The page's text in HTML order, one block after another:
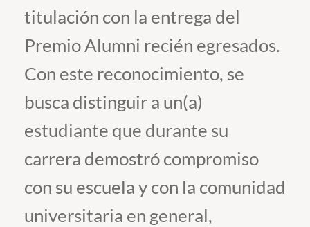
Admisión
Estudiantes
Académicos
Funcionarios
titulación con la entrega del
Premio Alumni recién egresados.
Con este reconocimiento, se
busca distinguir a un(a)
estudiante que durante su
carrera demostró compromiso
con su escuela y con la comunidad
universitaria en general,